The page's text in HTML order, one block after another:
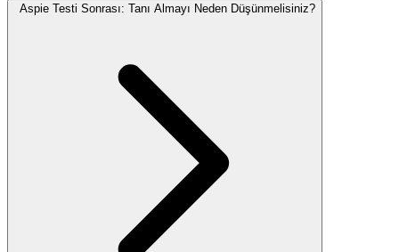
Aspie Testi Sonrası: Tanı Almayı Neden Düşünmelisiniz?